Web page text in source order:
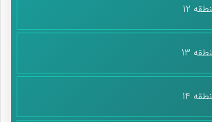
12
13
14